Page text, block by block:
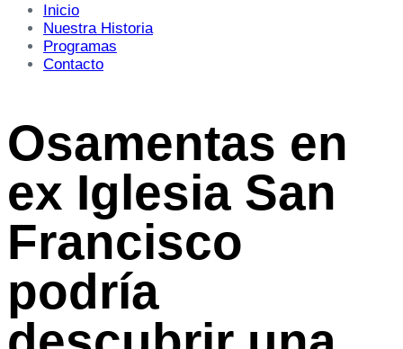
Inicio
Nuestra Historia
Programas
Contacto
Osamentas en
ex Iglesia San
Francisco
podría